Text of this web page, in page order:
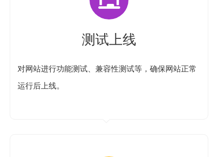
测试上线
对网站进行功能测试、兼容性测试等，确保网站正常
运行后上线。